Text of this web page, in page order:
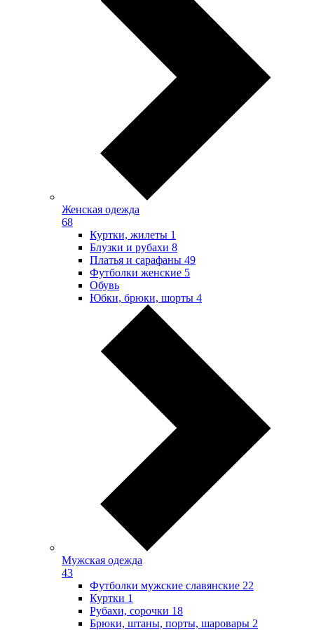
Женская одежда
68
Куртки, жилеты 1
Блузки и рубахи 8
Платья и сарафаны 49
Футболки женские 5
Обувь
Юбки, брюки, шорты 4
Мужская одежда
43
Футболки мужские славянские 22
Куртки 1
Рубахи, сорочки 18
Брюки, штаны, порты, шаровары 2